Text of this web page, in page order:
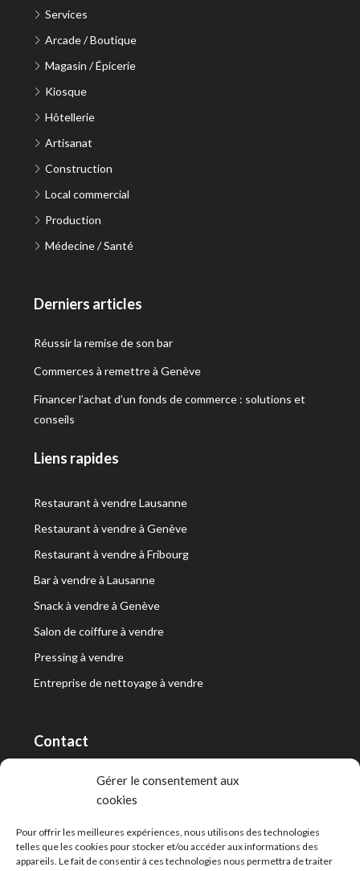
Gérer le consentement aux
cookies
Pour offrir les meilleures expériences, nous utilisons des technologies
telles que les cookies pour stocker et/ou accéder aux informations des
appareils. Le fait de consentir à ces technologies nous permettra de traiter
Services
Arcade / Boutique
Magasin / Épicerie
Kiosque
Hôtellerie
Artisanat
Construction
Local commercial
Production
Médecine / Santé
Derniers articles
Réussir la remise de son bar
Commerces à remettre à Genève
Financer l’achat d’un fonds de commerce : solutions et
conseils
Liens rapides
Restaurant à vendre Lausanne
Restaurant à vendre à Genève
Restaurant à vendre à Fribourg
Bar à vendre à Lausanne
Snack à vendre à Genève
Salon de coiffure à vendre
Pressing à vendre
Entreprise de nettoyage à vendre
Contact
RT Capital First SA/Ltd
info@capitalfirst.ch